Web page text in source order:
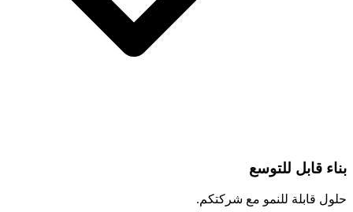
بناء قابل للتوسع
حلول قابلة للنمو مع شركتكم.